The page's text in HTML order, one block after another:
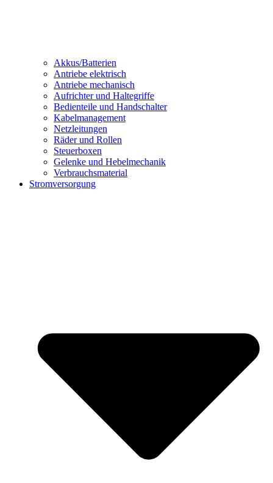
Akkus/Batterien
Antriebe elektrisch
Antriebe mechanisch
Aufrichter und Haltegriffe
Bedienteile und Handschalter
Kabelmanagement
Netzleitungen
Räder und Rollen
Steuerboxen
Gelenke und Hebelmechanik
Verbrauchsmaterial
Stromversorgung